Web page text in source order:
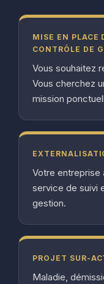
MISE EN PLACE
CONTRÔLE DE
Vous souhaitez
Vous cherchez
mission
Votre entreprise
service de suivi
gestion.
PROJET SUR-
Maladie,